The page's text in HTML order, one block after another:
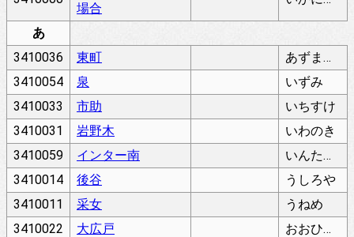
場合
あ
3410036
東町
あずまちょう
3410054
泉
いずみ
3410033
市助
いちすけ
3410031
岩野木
いわのき
3410059
インター南
いんたーみなみ
3410014
後谷
うしろや
3410011
采女
うねめ
3410022
大広戸
おおひろと